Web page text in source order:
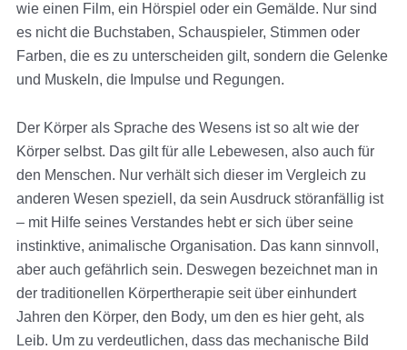
wie einen Film, ein Hörspiel oder ein Gemälde. Nur sind
es nicht die Buchstaben, Schauspieler, Stimmen oder
Farben, die es zu unterscheiden gilt, sondern die Gelenke
und Muskeln, die Impulse und Regungen.
Der Körper als Sprache des Wesens ist so alt wie der
Körper selbst. Das gilt für alle Lebewesen, also auch für
den Menschen. Nur verhält sich dieser im Vergleich zu
anderen Wesen speziell, da sein Ausdruck störanfällig ist
– mit Hilfe seines Verstandes hebt er sich über seine
instinktive, animalische Organisation. Das kann sinnvoll,
aber auch gefährlich sein. Deswegen bezeichnet man in
der traditionellen Körpertherapie seit über einhundert
Jahren den Körper, den Body, um den es hier geht, als
Leib. Um zu verdeutlichen, dass das mechanische Bild